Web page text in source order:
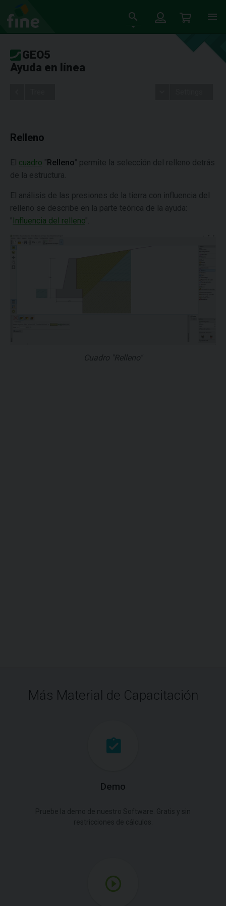
GEO5
Ayuda en línea
Relleno
El cuadro "Relleno" permite la selección del relleno detrás
de la estructura.
El análisis de las presiones de la tierra con influencia del
relleno se describe en la parte teórica de la ayuda:
"Influencia del relleno".
Cuadro "Relleno"
Más Material de Capacitación
Demo